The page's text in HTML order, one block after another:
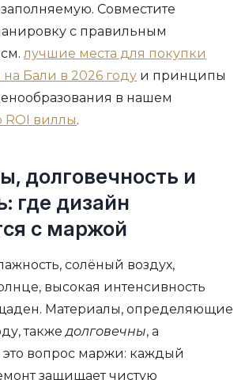
Совместите
с правильным
лучшие места для покупки
Бали в 2026 году и принципы
в нашем
ROI виллы.
долговечность и
где дизайн
с маржой
солёный воздух,
высокая интенсивность
Материалы, определяющие
такжедолговечны, а
это вопрос маржи: каждый
защищает чистую